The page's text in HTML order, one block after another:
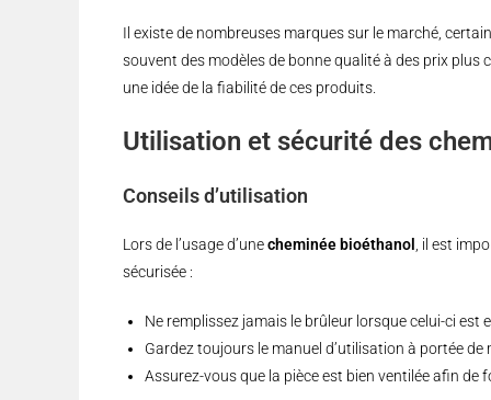
Il existe de nombreuses marques sur le marché,
souvent des modèles de bonne qualité à des prix
une idée de la fiabilité de ces produits.
Utilisation et sécurité des
Conseils d’utilisation
Lors de l’usage d’unecheminée bioéthanol , il est
sécurisée :
Ne remplissez jamais le brûleur lorsque celui-ci est
Gardez toujours le manuel d’utilisation à portée
Assurez-vous que la pièce est bien ventilée afin